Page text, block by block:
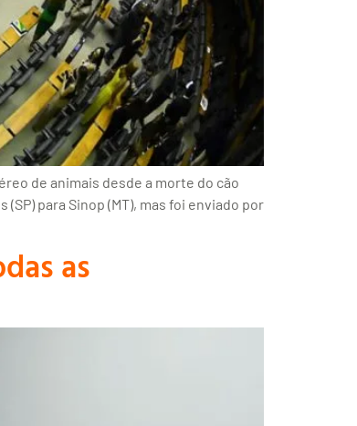
de animais desde a morte do cão
para Sinop (MT), mas foi enviado por
as